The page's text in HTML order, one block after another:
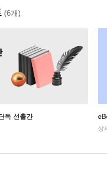
(6개)
독 선출간
상